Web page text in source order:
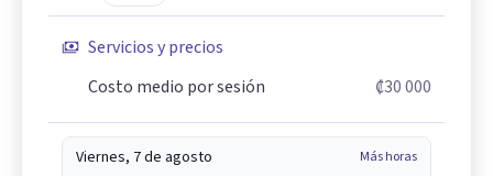
Servicios y precios
Costo medio por sesión
₡30 000
Viernes, 7 de agosto Más horas